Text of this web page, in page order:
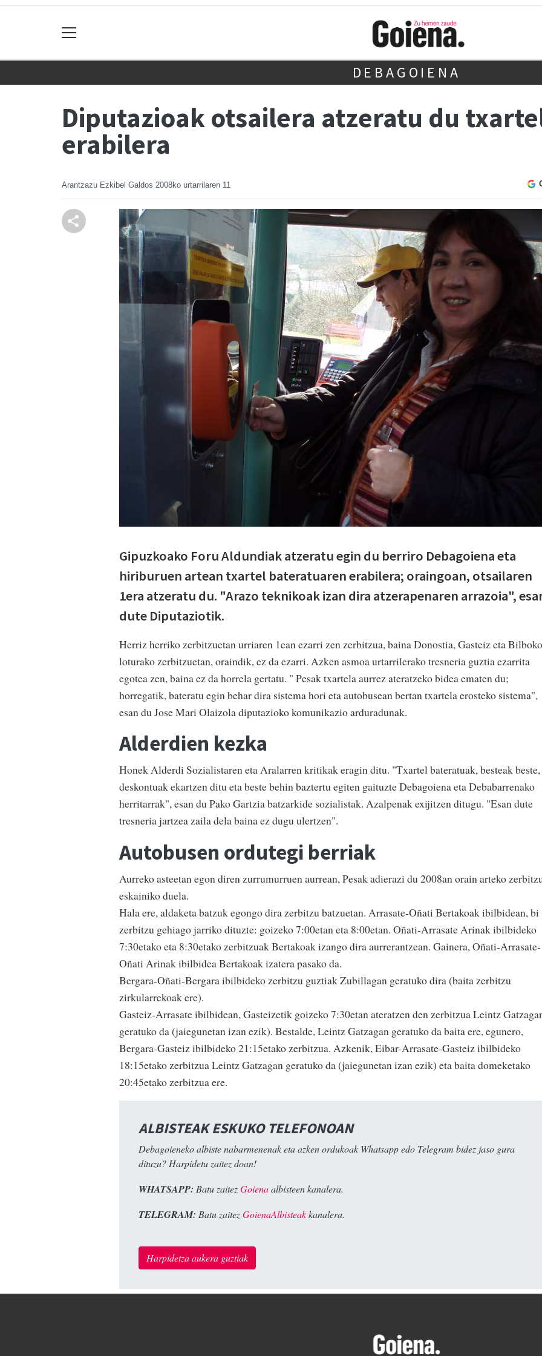
DEBAGOIENA
Diputazioak otsailera atzeratu du
erabilera
Arantzazu Ezkibel Galdos 2008ko urtarrilaren 11
Gipuzkoako Foru Aldundiak atzeratu egin du berriro Debagoiena eta
hiriburuen artean txartel bateratuaren erabilera; oraingoan, otsailaren
1era atzeratu du. "Arazo teknikoak izan dira atzerapenaren arrazoia",
dute Diputaziotik.
Herriz herriko zerbitzuetan urriaren 1ean ezarri zen zerbitzua, baina Donostia, Gasteiz eta Bilboko
loturako zerbitzuetan, oraindik, ez da ezarri. Azken asmoa urtarrilerako tresneria guztia ezarrita
egotea zen, baina ez da horrela gertatu. " Pesak txartela aurrez ateratzeko bidea ematen du;
horregatik, bateratu egin behar dira sistema hori eta autobusean bertan txartela erosteko sistema",
esan du Jose Mari Olaizola diputazioko komunikazio arduradunak.
Alderdien kezka
Honek Alderdi Sozialistaren eta Aralarren kritikak eragin ditu. "Txartel bateratuak, besteak beste,
deskontuak ekartzen ditu eta beste behin baztertu egiten gaituzte Debagoiena eta Debabarrenako
herritarrak", esan du Pako Gartzia batzarkide sozialistak. Azalpenak exijitzen ditugu. "Esan dute
tresneria jartzea zaila dela baina ez dugu ulertzen".
Autobusen ordutegi berriak
Aurreko asteetan egon diren zurrumurruen aurrean, Pesak adierazi du 2008an orain arteko
eskainiko duela.
Hala ere, aldaketa batzuk egongo dira zerbitzu batzuetan. Arrasate-Oñati Bertakoak ibilbidean, bi
zerbitzu gehiago jarriko dituzte: goizeko 7:00etan eta 8:00etan. Oñati-Arrasate Arinak ibilbideko
7:30etako eta 8:30etako zerbitzuak Bertakoak izango dira aurrerantzean. Gainera, Oñati-Arrasate-
Oñati Arinak ibilbidea Bertakoak izatera pasako da.
Bergara-Oñati-Bergara ibilbideko zerbitzu guztiak Zubillagan geratuko dira (baita zerbitzu
zirkularrekoak ere).
Gasteiz-Arrasate ibilbidean, Gasteizetik goizeko 7:30etan ateratzen den zerbitzua Leintz
geratuko da (jaiegunetan izan ezik). Bestalde, Leintz Gatzagan geratuko da baita ere, egunero,
Bergara-Gasteiz ibilbideko 21:15etako zerbitzua. Azkenik, Eibar-Arrasate-Gasteiz ibilbideko
18:15etako zerbitzua Leintz Gatzagan geratuko da (jaiegunetan izan ezik) eta baita domeketako
20:45etako zerbitzua ere.
ALBISTEAK ESKUKO TELEFONOAN
Debagoieneko albiste nabarmenenak eta azken ordukoak Whatsapp edo Telegram bidez jaso gura
dituzu? Harpidetu zaitez doan!
WHATSAPP: Batu zaitezGoienaalbisteen kanalera.
TELEGRAM: Batu zaitezGoienaAlbisteakkanalera.
Harpidetza aukera guztiak